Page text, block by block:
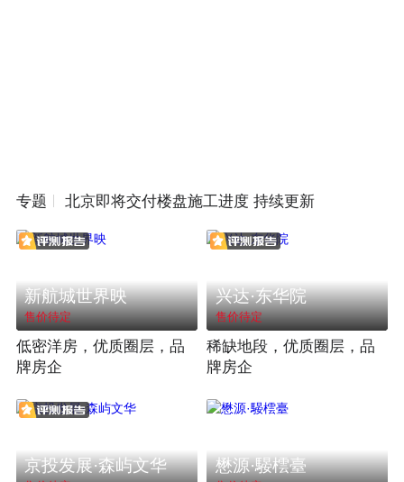
专题 北京即将交付楼盘施工进度 持续更新
新航城世界映
售价待定
低密洋房，优质圈层，品
牌房企
兴达·东华院
售价待定
稀缺地段，优质圈层，品
牌房企
京投发展·森屿文华 懋源·騴橒臺